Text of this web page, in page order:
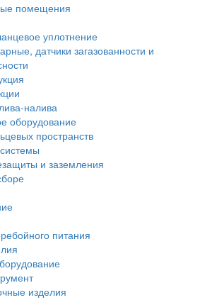
помещения
уплотнение
датчики загазованности и
налива
оборудование
пространств
и заземления
питания
изделия